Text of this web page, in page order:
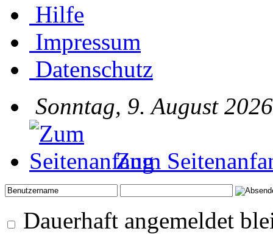
Hilfe
Impressum
Datenschutz
Sonntag, 9. August
Zum
Dauerhaft angemeldet